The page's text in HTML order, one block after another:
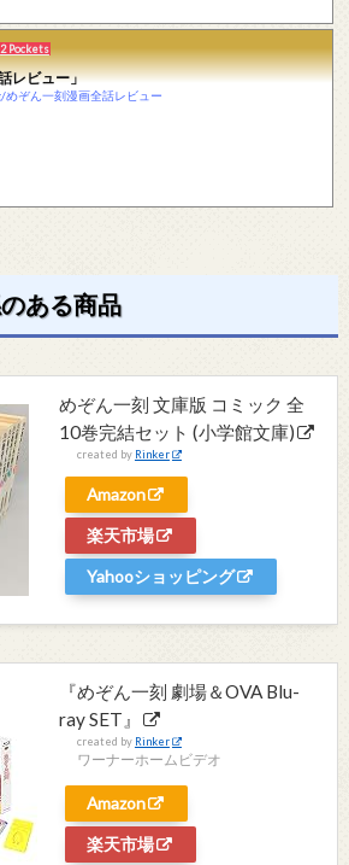
2 Pockets
レビュー」
ぞん一刻漫画全話レビュー
ある商品
めぞん一刻 文庫版 コミック 全
10巻完結セット (小学館文庫)
created by Rinker
Amazon
楽天市場
Yahooショッピング
『めぞん一刻 劇場＆OVA Blu-
ray SET』
created by Rinker
ワーナーホームビデオ
Amazon
楽天市場